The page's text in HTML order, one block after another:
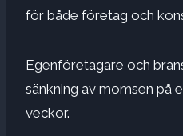
för både företag och
Egenföretagare och
sänkning av momsen på
veckor.